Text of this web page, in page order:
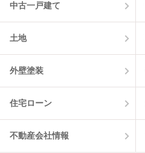
中古一戸建て
土地
外壁塗装
住宅ローン
不動産会社情報